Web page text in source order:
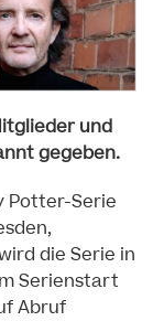
und
gegeben.
Potter-Serie
die Serie in
Serienstart
Abruf